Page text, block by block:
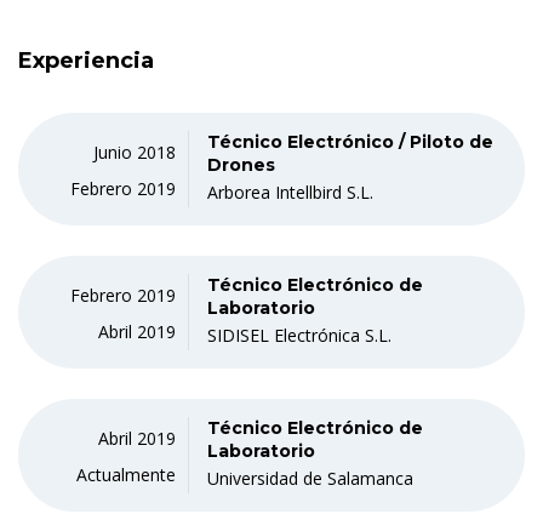
Experiencia
Junio 2018
Febrero 2019
Técnico Electrónico / Piloto de
Drones
Arborea Intellbird S.L.
Febrero 2019
Abril 2019
Técnico Electrónico de
Laboratorio
SIDISEL Electrónica S.L.
Abril 2019
Actualmente
Técnico Electrónico de
Laboratorio
Universidad de Salamanca